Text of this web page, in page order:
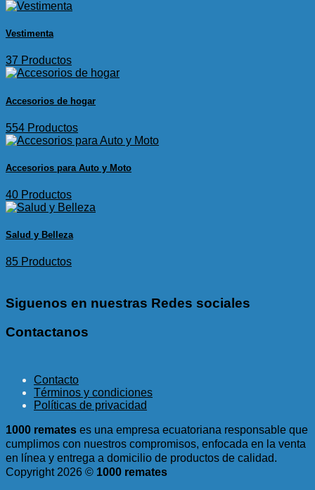
Vestimenta
37 Productos
Accesorios de hogar
554 Productos
Accesorios para Auto y Moto
40 Productos
Salud y Belleza
85 Productos
Siguenos en nuestras Redes sociales
Contactanos
Contacto
Términos y condiciones
Políticas de privacidad
1000 remates es una empresa ecuatoriana responsable que
cumplimos con nuestros compromisos, enfocada en la venta
en línea y entrega a domicilio de productos de calidad.
Copyright 2026 © 1000 remates